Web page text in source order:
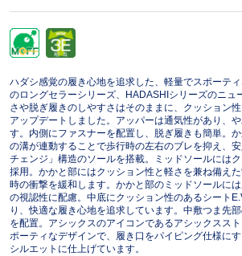
ハダシ感覚の履き心地を追求した、軽量でスポーテ
のロングセラーシリーズ、HADASHIシリーズのニュ
さや脱ぎ履きのしやすさはそのままに、クッション
アップデートしました。アッパーは通気性があり、
す。内側にファスナーを配置し、脱ぎ履きも簡単。
の溝が連動することで歩行時の左右のブレを抑え、
チェンジ」構造のソールを搭載。ミッドソールには
採用。かかと部にはクッション性と軽さを兼ね備え
時の衝撃を緩和します。かかと部のミッドソールに
の視認性に配慮。中底にクッション性のあるシート
り、快適な履き心地を追求しています。中敷つま先
を配置。アシックスのアイコンであるアシックスス
ポーティなデザインで、履き口をパイピング仕様に
シルエットに仕上げています。